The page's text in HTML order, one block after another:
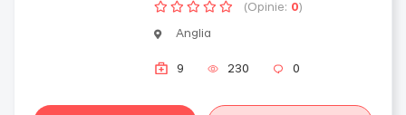
(Opinie: 0)
Anglia
9 230 0